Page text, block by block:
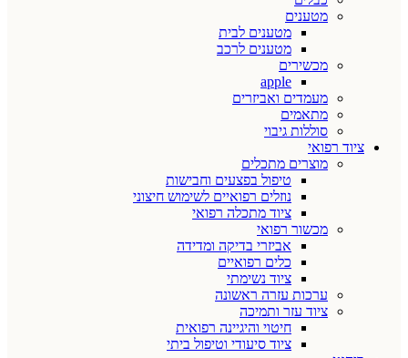
מטענים
מטענים לבית
מטענים לרכב
מכשירים
apple
מעמדים ואביזרים
מתאמים
סוללות גיבוי
ציוד רפואי
מוצרים מתכלים
טיפול בפצעים וחבישות
נוזלים רפואיים לשימוש חיצוני
ציוד מתכלה רפואי
מכשור רפואי
אביזרי בדיקה ומדידה
כלים רפואיים
ציוד נשימתי
ערכות עזרה ראשונה
ציוד עזר ותמיכה
חיטוי והיגיינה רפואית
ציוד סיעודי וטיפול ביתי